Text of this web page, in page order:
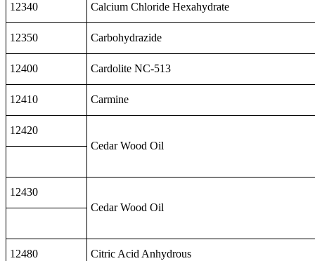
12340 Calcium Chloride Hexahydrate
12350 Carbohydrazide
12400 Cardolite NC-513
12410 Carmine
12420
Cedar Wood Oil
12430
Cedar Wood Oil
12480 Citric Acid Anhydrous